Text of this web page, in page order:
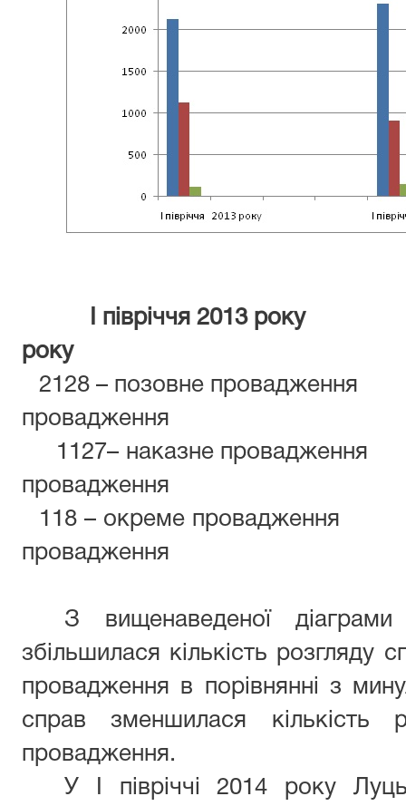
І півріччя 2013
року
2128 – позовне
провадження
1127– наказне
провадження
118 – окреме
провадження
З вищенаведеної
збільшилася кількість розгляду
провадження в порівнянні з
справ зменшилася кількість
провадження.
У І півріччі 2014 року